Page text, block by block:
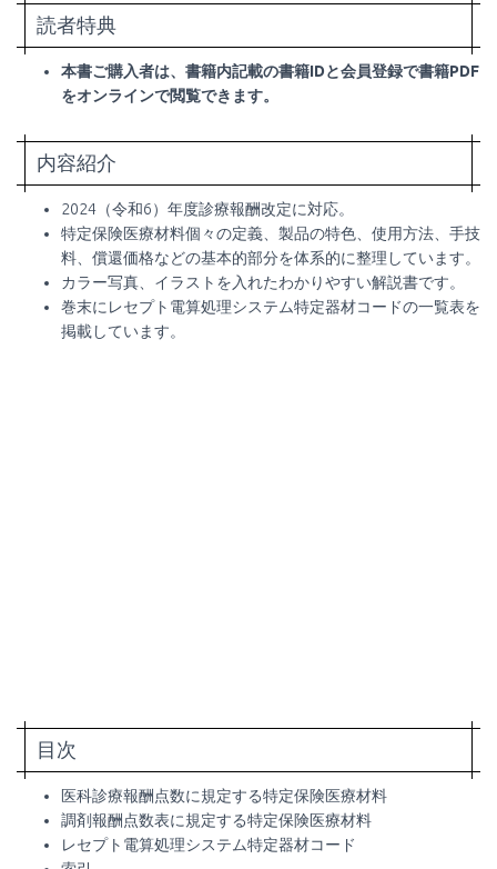
（2024
度
読者特典
本書ご購入者は、書籍内記載の書籍IDと会員登録で書籍PDF
をオンラインで閲覧できます。
内容紹介
2024（令和6）年度診療報酬改定に対応。
特定保険医療材料個々の定義、製品の特色、使用方法、手技
料、償還価格などの基本的部分を体系的に整理しています。
カラー写真、イラストを入れたわかりやすい解説書です。
巻末にレセプト電算処理システム特定器材コードの一覧表を
掲載しています。
目次
医科診療報酬点数に規定する特定保険医療材料
調剤報酬点数表に規定する特定保険医療材料
レセプト電算処理システム特定器材コード